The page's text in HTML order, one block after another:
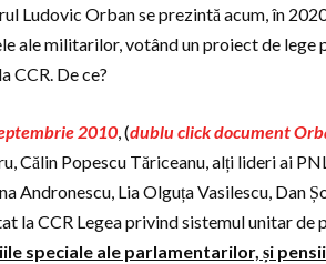
Ludovic Orban se prezintă acum, în
ale militarilor, votând un proiect de lege
CCR. De ce?
2010, (dublu click document
Călin Popescu Tăriceanu, alți lideri ai
Andronescu, Lia Olguța Vasilescu, Dan
la CCR Legea privind sistemul unitar de
speciale ale parlamentarilor, și